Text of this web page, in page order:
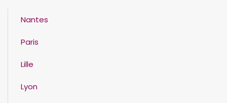
Nantes
Paris
Lille
Lyon